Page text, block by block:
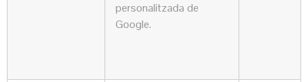
personalitzada de
Google.